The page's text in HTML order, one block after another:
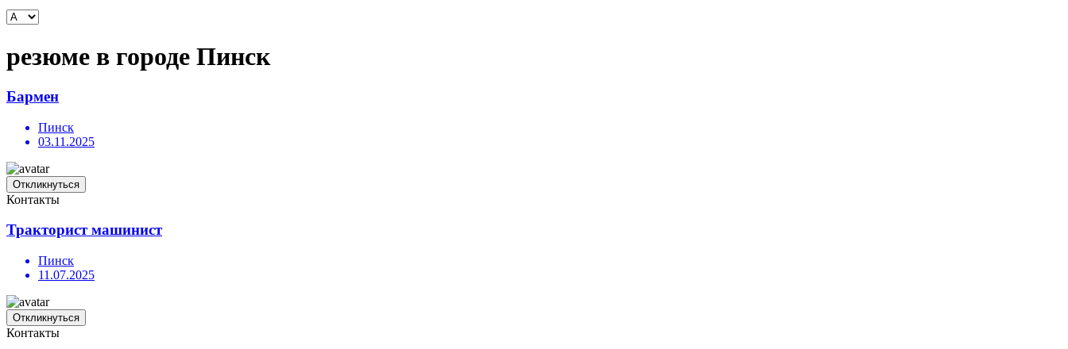
резюме в городе Пинск
Бармен
Пинск
03.11.2025
Откликнуться
Контакты
Тракторист машинист
Пинск
11.07.2025
Откликнуться
Контакты